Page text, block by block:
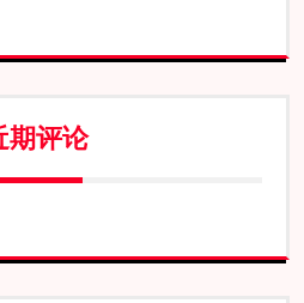
期评论